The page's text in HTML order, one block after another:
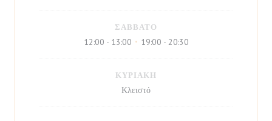
ΣΆΒΒΑΤΟ
12:00 - 13:00 • 19:00 - 20:30
ΚΥΡΙΑΚΉ
Κλειστό